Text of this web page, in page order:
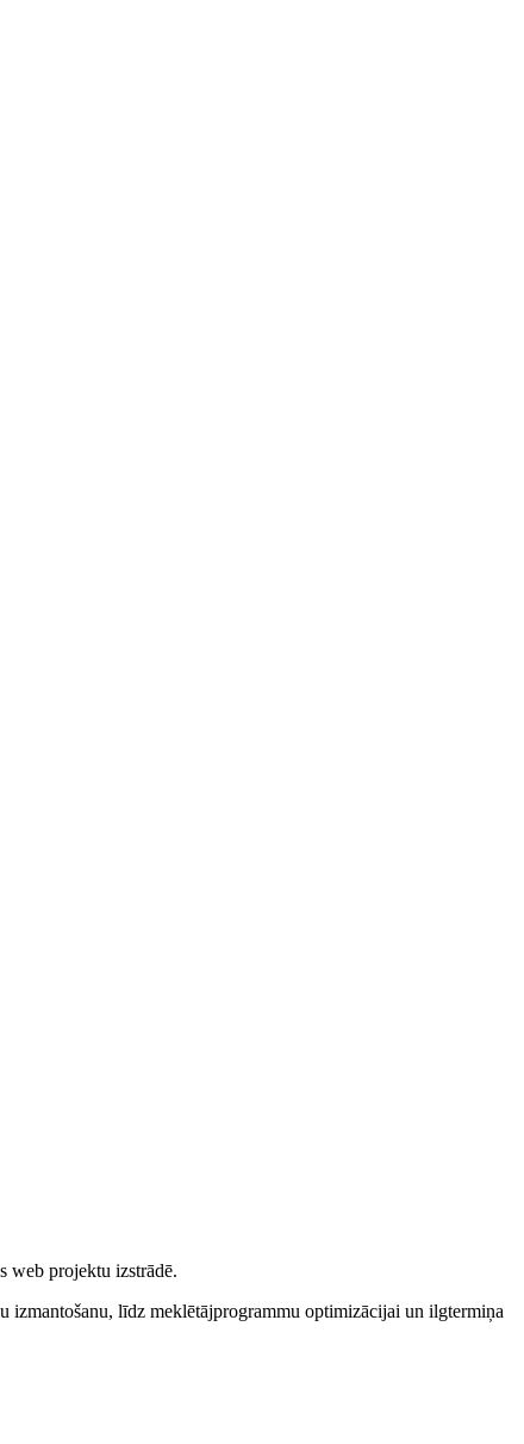
web projektu izstrādē.
izmantošanu, līdz meklētājprogrammu optimizācijai un ilgtermiņa